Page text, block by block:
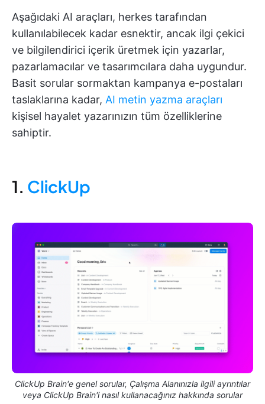
Aşağıdaki AI araçları, herkes tarafından
kullanılabilecek kadar esnektir, ancak ilgi çekici
ve bilgilendirici içerik üretmek için yazarlar,
pazarlamacılar ve tasarımcılara daha uygundur.
Basit sorular sormaktan kampanya e-postaları
taslaklarına kadar, AI metin yazma araçları
kişisel hayalet yazarınızın tüm özelliklerine
sahiptir.
1. ClickUp
ClickUp Brain'e genel sorular, Çalışma Alanınızla ilgili ayrıntılar
veya ClickUp Brain'i nasıl kullanacağınız hakkında sorular